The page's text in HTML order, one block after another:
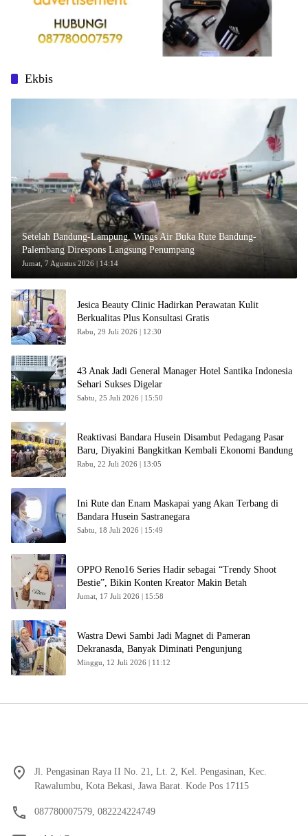
Ekbis
Setelah Bandung-Lampung, Wings Air Buka Rute Bandung-
Palembang Direspons Langsung Penumpang
Jumat, 7 Agustus 2026 | 14:14
Jesica Beauty Clinic Hadirkan Perawatan Kulit
Berkualitas Plus Konsultasi Gratis
Rabu, 29 Juli 2026 | 12:30
43 Anak Jadi General Manager Hotel Santika Indonesia
Sehari Sukses Digelar
Sabtu, 25 Juli 2026 | 15:50
Reaktivasi Bandara Husein Disambut Pedagang Pasar
Baru, Diyakini Bangkitkan Kembali Ekonomi Bandung
Rabu, 22 Juli 2026 | 13:05
Ini Rute dan Enam Maskapai yang Akan Terbang di
Bandara Husein Sastranegara
Sabtu, 18 Juli 2026 | 15:49
OPPO Reno16 Series Hadir sebagai “Trendy Shoot
Bestie”, Bikin Konten Kreator Makin Betah
Jumat, 17 Juli 2026 | 15:58
Wastra Dewi Sambi Jadi Magnet di Pameran
Dekranasda, Banyak Diminati Pengunjung
Minggu, 12 Juli 2026 | 11:12
Jl. Pengasinan Raya II No. 21, Lt. 2, Kel. Pengasinan, Kec.
Rawalumbu, Kota Bekasi, Jawa Barat. Kode Pos 17115
087780007579, 082224224749